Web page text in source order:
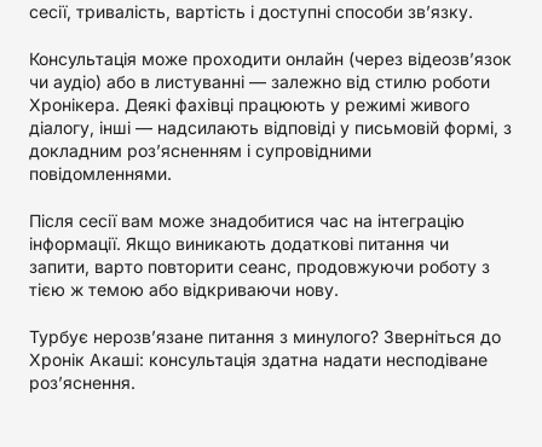
сесії, тривалість, вартість і доступні способи зв’язку.
Консультація може проходити онлайн (через відеозв’язок
чи аудіо) або в листуванні — залежно від стилю роботи
Хронікера. Деякі фахівці працюють у режимі живого
діалогу, інші — надсилають відповіді у письмовій формі, з
докладним роз’ясненням і супровідними
повідомленнями.
Після сесії вам може знадобитися час на інтеграцію
інформації. Якщо виникають додаткові питання чи
запити, варто повторити сеанс, продовжуючи роботу з
тією ж темою або відкриваючи нову.
Турбує нерозв’язане питання з минулого? Зверніться до
Хронік Акаші: консультація здатна надати несподіване
роз’яснення.